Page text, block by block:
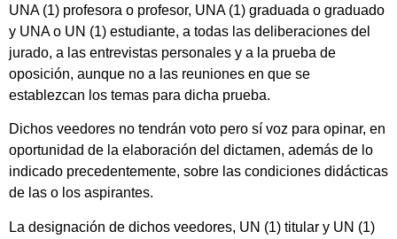
UNA (1) profesora o profesor, UNA (1) graduada o graduado
y UNA o UN (1) estudiante, a todas las deliberaciones del
jurado, a las entrevistas personales y a la prueba de
oposición, aunque no a las reuniones en que se
establezcan los temas para dicha prueba.
Dichos veedores no tendrán voto pero sí voz para opinar, en
oportunidad de la elaboración del dictamen, además de lo
indicado precedentemente, sobre las condiciones didácticas
de las o los aspirantes.
La designación de dichos veedores, UN (1) titular y UN (1)